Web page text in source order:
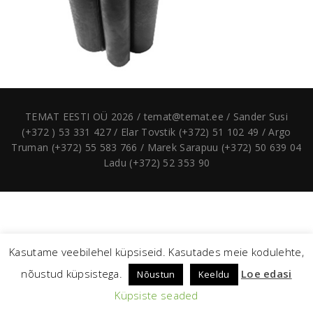
TEMAT EESTI OÜ 2026 / temat@temat.ee / Sander Susi
(+372 ) 53 331 427 / Elar Tovstik (+372) 51 102 49 / Argo
Truman (+372) 55 583 766 / Marek Sarapuu (+372) 50 639 04
Ladu (+372) 52 353 90
Kasutame veebilehel küpsiseid. Kasutades meie kodulehte,
nõustud küpsistega.
Nõustun Keeldu
Loe edasi
Küpsiste seaded